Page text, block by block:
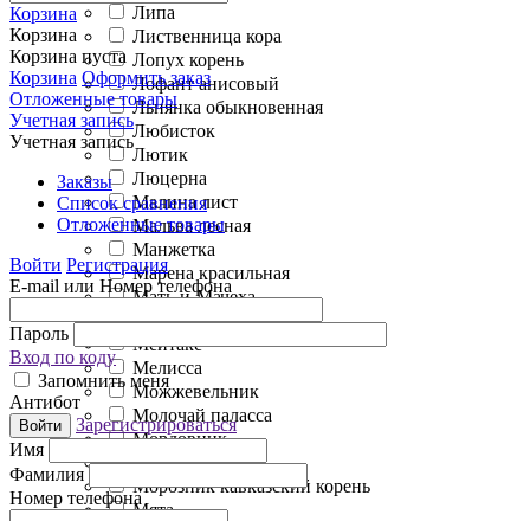
Липа
Лиственница кора
Лопух корень
Лофант анисовый
Льнянка обыкновенная
Любисток
Лютик
Люцерна
Малина лист
Мальва лесная
Манжетка
Марена красильная
Мать-и-Мачеха
Медуница
Мейтаке
Мелисса
Можжевельник
Молочай паласса
Мордовник
Моринга листья
Морозник кавказский корень
Мята
Корзина
Корзина
Корзина пуста
Корзина Оформить заказ
Отложенные товары
Учетная запись
Учетная запись
Заказы
Список сравнения
Отложенные товары
Войти Регистрация
E-mail или Номер телефона
Пароль
Вход по коду
Запомнить меня
Антибот
Войти
Зарегистрироваться
Имя
Фамилия
Номер телефона